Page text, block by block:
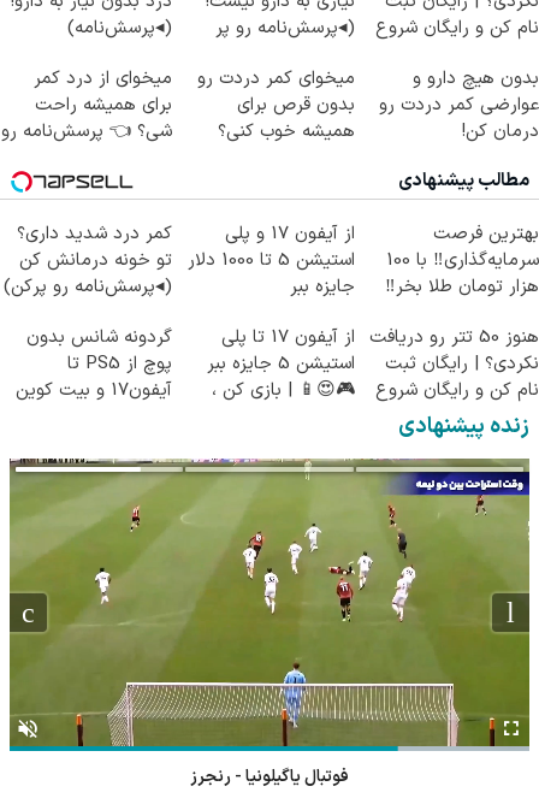
نام کن و رایگان شروع
(◂پرسش‌نامه رو پر
(◂پرسش‌نامه)
بدون هیچ دارو و
عوارضی کمر دردت رو
درمان کن!
میخوای کمر دردت رو
بدون قرص برای
همیشه خوب کنی؟
میخوای از درد کمر
برای همیشه راحت
شی؟ 👈 پرسش‌نامه رو
مطالب پیشنهادی
بهترین فرصت
سرمایه‌گذاری‼️ با 100
هزار تومان طلا بخر‼️
از آیفون 17 و پلی
استیشن 5 تا 1000 دلار
جایزه ببر
کمر درد شدید داری؟
تو خونه درمانش کن
(◂پرسش‌نامه رو پرکن)
هنوز 50 تتر رو دریافت
نکردی؟ | رایگان ثبت
نام کن و رایگان شروع
کن!
از آیفون 17 تا پلی
استیشن 5 جایزه ببر
🎮😍📱 | بازی کن ،
گردونه شانس بدون
پوچ از PS5 تا
آیفون17 و بیت کوین
زنده پیشنهادی
فوتبال یاگیلونیا - رنجرز